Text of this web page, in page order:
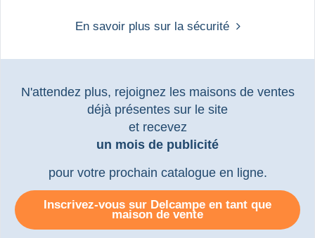
En savoir plus sur la sécurité
N'attendez plus, rejoignez les maisons de ventes
déjà présentes sur le site
et recevez
un mois de publicité
pour votre prochain catalogue en ligne.
Inscrivez-vous sur Delcampe en tant que
maison de vente